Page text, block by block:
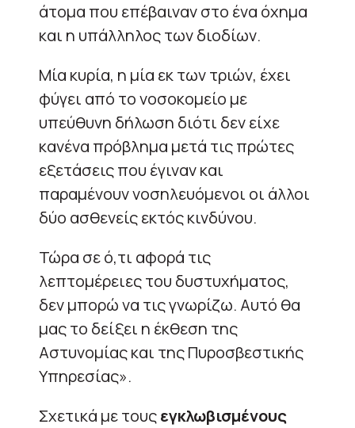
άτομα που επέβαιναν στο ένα όχημα
και η υπάλληλος των διοδίων.
Μία κυρία, η μία εκ των τριών, έχει
φύγει από το νοσοκομείο με
υπεύθυνη δήλωση διότι δεν είχε
κανένα πρόβλημα μετά τις πρώτες
εξετάσεις που έγιναν και
παραμένουν νοσηλευόμενοι οι άλλοι
δύο ασθενείς εκτός κινδύνου.
Τώρα σε ό,τι αφορά τις
λεπτομέρειες του δυστυχήματος,
δεν μπορώ να τις γνωρίζω. Αυτό θα
μας το δείξει η έκθεση της
Αστυνομίας και της Πυροσβεστικής
Υπηρεσίας».
Σχετικά με τουςεγκλωβισμένους